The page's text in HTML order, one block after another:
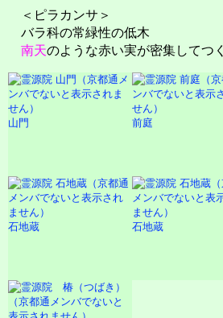
＜ピラカンサ＞
バラ科の常緑性の低木
南天のような赤い実が密集してつく
山門 前庭
石地蔵 石地蔵